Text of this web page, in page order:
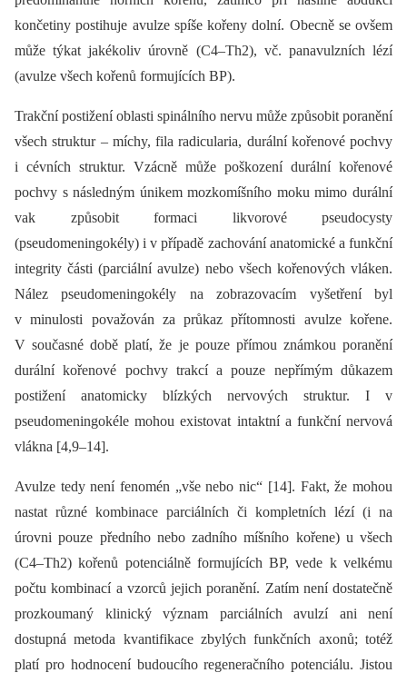
končetiny postihuje avulze spíše kořeny dolní. Obecně se ovšem
může týkat jakékoliv úrovně (C4–Th2), vč. panavulzních lézí
(avulze všech kořenů formujících BP).
Trakční postižení oblasti spinálního nervu může způsobit poranění
všech struktur –⁠ míchy, fila radicularia, durální kořenové pochvy
i cévních struktur. Vzácně může poškození durální kořenové
pochvy s následným únikem mozkomíšního moku mimo durální
vak způsobit formaci likvorové pseudocysty
(pseudomeningokély) i v případě zachování anatomické a funkční
integrity části (parciální avulze) nebo všech kořenových vláken.
Nález pseudomeningokély na zobrazovacím vyšetření byl
v minulosti považován za průkaz přítomnosti avulze kořene.
V současné době platí, že je pouze přímou známkou poranění
durální kořenové pochvy trakcí a pouze nepřímým důkazem
postižení anatomicky blízkých nervových struktur. I v
pseudomeningokéle mohou existovat intaktní a funkční nervová
vlákna [4,9–14].
Avulze tedy není fenomén „vše nebo nic“ [14]. Fakt, že mohou
nastat různé kombinace parciálních či kompletních lézí (i na
úrovni pouze předního nebo zadního míšního kořene) u všech
(C4–Th2) kořenů potenciálně formujících BP, vede k velkému
počtu kombinací a vzorců jejich poranění. Zatím není dostatečně
prozkoumaný klinický význam parciálních avulzí ani není
dostupná metoda kvantifikace zbylých funkčních axonů; totéž
platí pro hodnocení budoucího regeneračního potenciálu. Jistou